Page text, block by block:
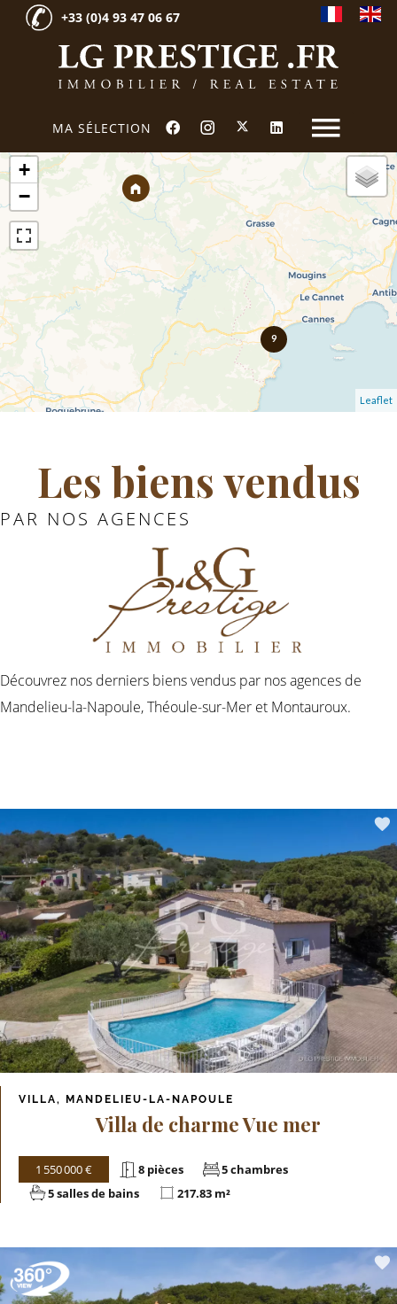
MA SÉLECTION
+33 (0)4 93 47 06 67
9
+
−
Leaflet
Les biens vendus
PAR NOS AGENCES
Découvrez nos derniers biens vendus par nos agences de
Mandelieu-la-Napoule, Théoule-sur-Mer et Montauroux.
VILLA, MANDELIEU-LA-NAPOULE
Villa de charme Vue mer
1 550 000 € 8 pièces
5 chambres
5 salles de bains
217.83 m²